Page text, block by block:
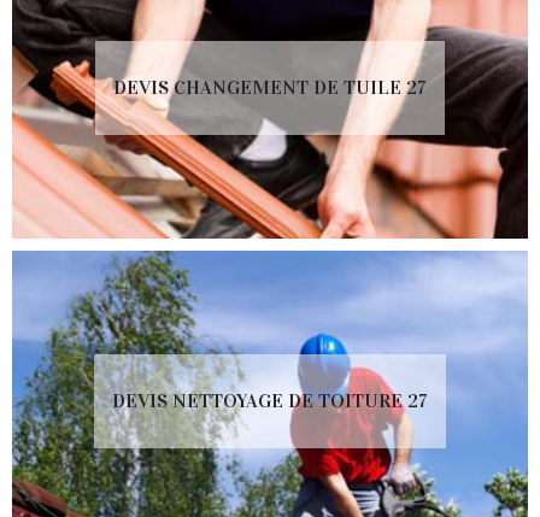
DEVIS CHANGEMENT DE TUILE 27
DEVIS NETTOYAGE DE TOITURE 27